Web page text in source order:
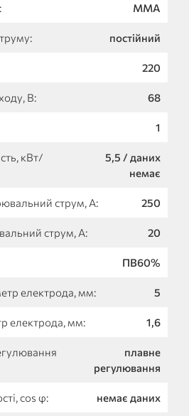
MMA
постійний
220
В: 68
1
кВт/
5,5 / даних
немає
струм, А: 250
струм, А: 20
ПВ60%
електрода, мм: 5
електрода, мм: 1,6
плавне
регулювання
cos φ: немає даних